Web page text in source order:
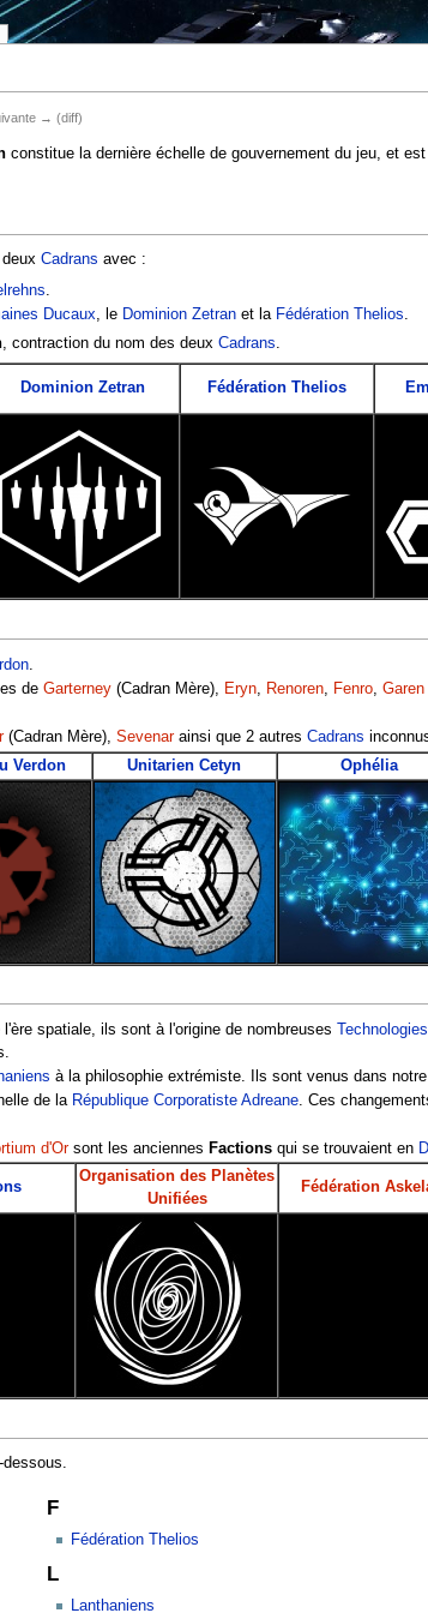
→ (diff)
constitue la dernière échelle de gouvernement du jeu, et
Cadrans avec :
Ducaux, le Dominion Zetranet la Fédération Thelios.
, contraction du nom des deux Cadrans.
Dominion Zetran Fédération Thelios
.
de Garterney(Cadran Mère), Eryn, Renoren, Fenro, Garen
(Cadran Mère), Sevenarainsi que 2 autres Cadrans
Verdon
Unitarien Cetyn Ophélia
spatiale, ils sont à l'origine de nombreuses Technologies
à la philosophie extrémiste. Ils sont venus dans notre
de la République Corporatiste Adreane. Ces
d'Orsont les anciennes Factionsqui se trouvaient en
Organisation des Planètes
Unifiées
Fédération
F
Fédération Thelios
L
Lanthaniens